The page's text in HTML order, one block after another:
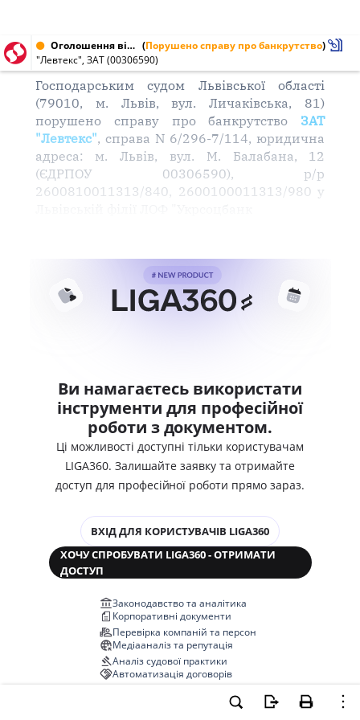
Оголошення від 16.03.2004 № 00306590 (Порушено справу про банкрутство)
"Левтекс", ЗАТ (00306590)
Господарським судом Львівської області
(79010, м. Львів, вул. Личаківська, 81)
порушено справу про банкрутство ЗАТ
"Левтекс", справа N 6/296-7/114, юридична
адреса: м. Львів, вул. М. Балабана, 12
(ЄДРПОУ 00306590), р/р
2600810011313/840, 2600100011313/980 у
Ви намагаєтесь використати
інструменти для професійної
роботи з документом.
Ці можливості доступні тільки користувачам
LIGA360. Залишайте заявку та отримайте
доступ для професійної роботи прямо зараз.
ВХІД ДЛЯ КОРИСТУВАЧІВ LIGA360
ХОЧУ СПРОБУВАТИ LIGA360 - ОТРИМАТИ
ДОСТУП
Законодавство та аналітика
Корпоративні документи
Перевірка компаній та персон
Медіааналіз та репутація
Аналіз судової практики
Автоматизація договорів
НОВА LIGA360 ЗМІНЮЄ ВСЕ!